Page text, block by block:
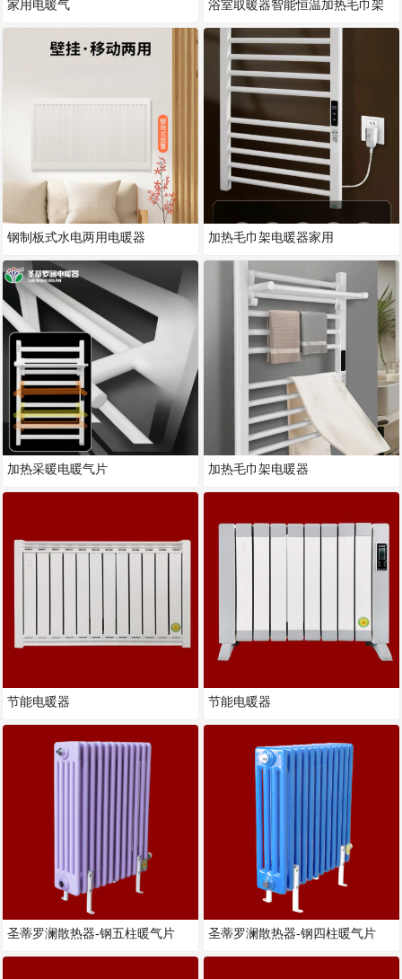
家用电暖气
钢制板式水电两用电暖器
加热采暖电暖气片
节能电暖器
圣蒂罗澜散热器-钢五柱暖气片
浴室取暖器智能恒温加热毛巾架
加热毛巾架电暖器家用
加热毛巾架电暖器
节能电暖器
圣蒂罗澜散热器-钢四柱暖气片